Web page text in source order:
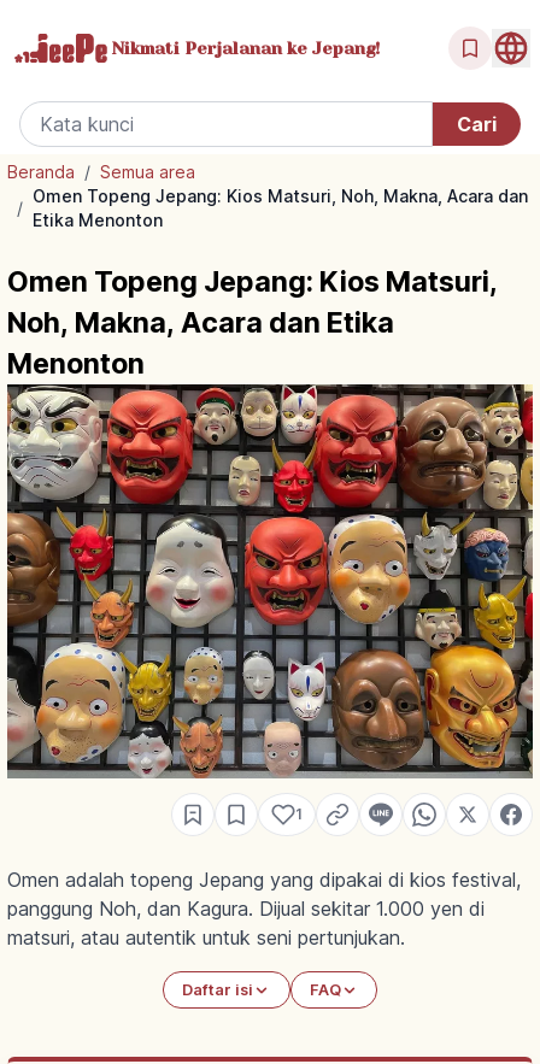
Nikmati Perjalanan ke Jepang!
Beranda / Semua area
/
Omen Topeng Jepang: Kios Matsuri, Noh, Makna, Acara dan
Etika Menonton
Omen Topeng Jepang: Kios Matsuri,
Noh, Makna, Acara dan Etika
Menonton
1
Omen adalah topeng Jepang yang dipakai di kios festival,
panggung Noh, dan Kagura. Dijual sekitar 1.000 yen di
matsuri, atau autentik untuk seni pertunjukan.
Daftar isi FAQ